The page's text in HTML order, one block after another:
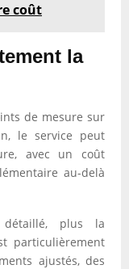
coût
la
de mesure sur
le service peut
avec un coût
au-delà
plus la
particulièrement
ajustés, des